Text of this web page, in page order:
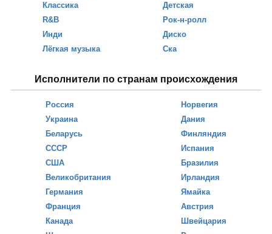
Классика
R&B
Инди
Лёгкая музыка
Детская
Рок-н-ролл
Диско
Ска
Исполнители по странам происхождения
Россия
Украина
Беларусь
СССР
США
Великобритания
Германия
Франция
Канада
Норвегия
Дания
Финляндия
Испания
Бразилия
Ирландия
Ямайка
Австрия
Швейцария